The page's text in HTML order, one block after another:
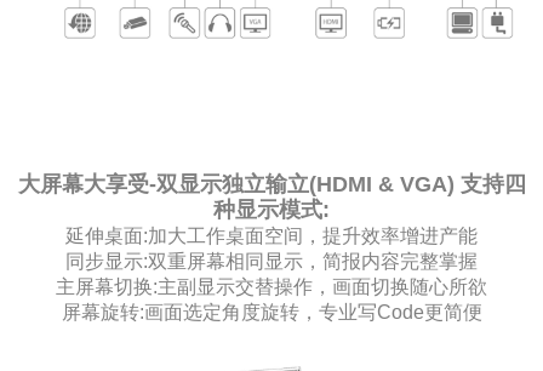
大屏幕大享受-双显示独立输立(HDMI & VGA) 支持四
种显示模式:
延伸桌面:加大工作桌面空间，提升效率增进产能
同步显示:双重屏幕相同显示，简报内容完整掌握
主屏幕切换:主副显示交替操作，画面切换随心所欲
屏幕旋转:画面选定角度旋转，专业写Code更简便